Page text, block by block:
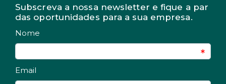
Subscreva a nossa newsletter e fique a par
das oportunidades para a sua empresa.